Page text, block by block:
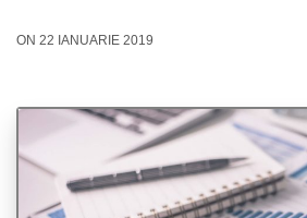
ON 22 IANUARIE 2019